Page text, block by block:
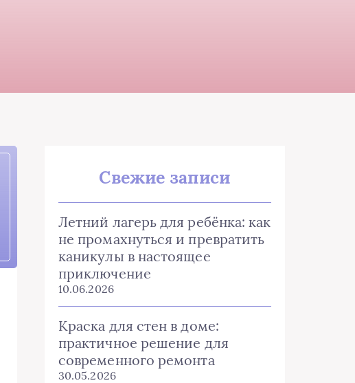
Свежие записи
Летний лагерь для ребёнка: как
не промахнуться и превратить
каникулы в настоящее
приключение
10.06.2026
Краска для стен в доме:
практичное решение для
современного ремонта
30.05.2026